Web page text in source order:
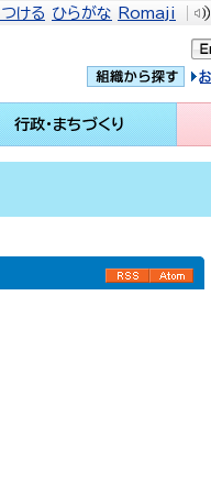
ける ひらがな Romaji
行政・まちづくり
RSS